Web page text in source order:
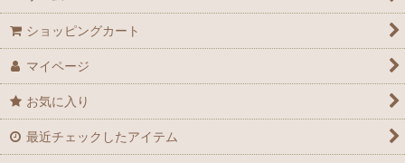
ショッピングカート
マイページ
お気に入り
最近チェックしたアイテム